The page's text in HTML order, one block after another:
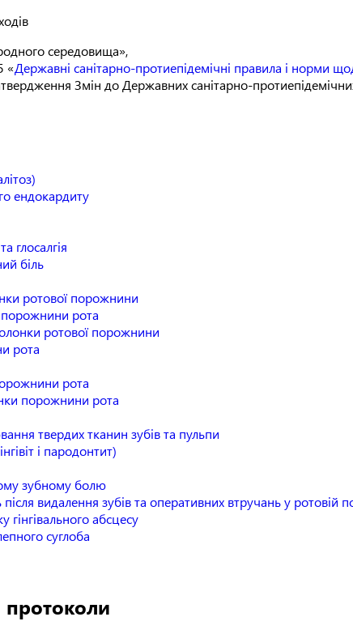
середовища»,
«Державні санітарно-протиепідемічні правила і норми
Змін до Державних санітарно-
ендокардиту
глосалгія
біль
ротової порожнини
рота
ротової порожнини
рота
рота
порожнини рота
твердих тканин зубів та пульпи
і пародонтит)
зубному болю
видалення зубів та оперативних втручань у ротовій
абсцесу
суглоба
протоколи